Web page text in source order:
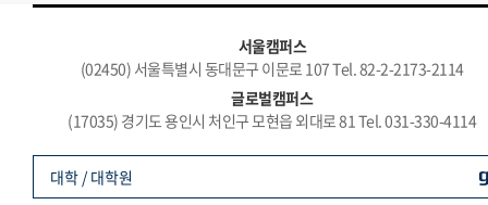
서울캠퍼스
(02450) 서울특별시 동대문구 이문로 107 Tel. 82-2-2173-2114
글로벌캠퍼스
(17035) 경기도 용인시 처인구 모현읍 외대로 81 Tel. 031-330-4114
대학 / 대학원